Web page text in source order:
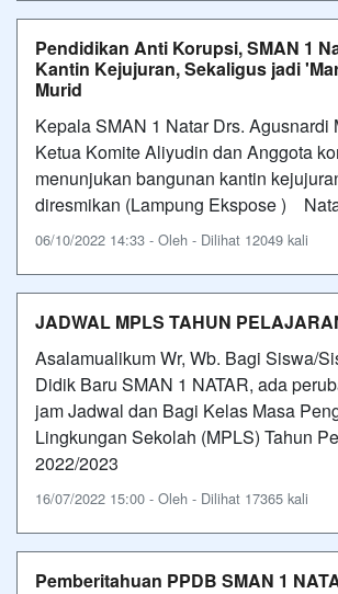
Pendidikan Anti Korupsi, SMAN 1
Kantin Kejujuran, Sekaligus jadi
Murid
Kepala SMAN 1 Natar Drs. Agusnardi
Ketua Komite Aliyudin dan Anggota
menunjukan bangunan kantin
diresmikan (Lampung Ekspose )
06/10/2022 14:33 - Oleh - Dilihat 12049 kali
JADWAL MPLS TAHUN
Asalamualikum Wr, Wb. Bagi Siswa/
Didik Baru SMAN 1 NATAR, ada
jam Jadwal dan Bagi Kelas Masa
Lingkungan Sekolah (MPLS) Tahun
2022/2023
16/07/2022 15:00 - Oleh - Dilihat 17365 kali
Pemberitahuan PPDB SMAN 1